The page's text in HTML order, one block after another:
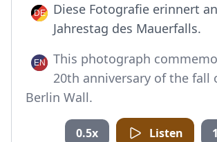
Diese Fotografie erinnert
Jahrestag des Mauerfalls.
This photograph
20th anniversary of the fall
Berlin Wall.
0.5x Listen